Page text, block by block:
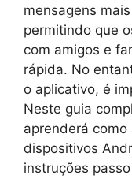
mensagens
permitindo que
com amigos e
rápida. No
o aplicativo, é
Neste guia
aprenderá
dispositivos
instruções